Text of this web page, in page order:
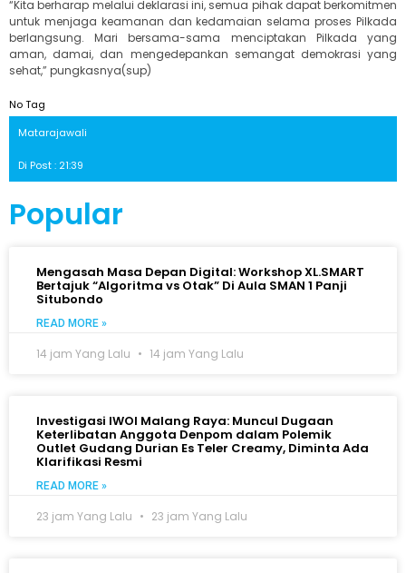
“Kita berharap melalui deklarasi ini, semua pihak dapat berkomitmen
untuk menjaga keamanan dan kedamaian selama proses Pilkada
berlangsung. Mari bersama-sama menciptakan Pilkada yang
aman, damai, dan mengedepankan semangat demokrasi yang
sehat,” pungkasnya(sup)
No Tag
Matarajawali
Di Post : 21:39
Popular
Mengasah Masa Depan Digital: Workshop XL.SMART
Bertajuk “Algoritma vs Otak” Di Aula SMAN 1 Panji
Situbondo
READ MORE »
14 jam Yang Lalu 14 jam Yang Lalu
Investigasi IWOI Malang Raya: Muncul Dugaan
Keterlibatan Anggota Denpom dalam Polemik
Outlet Gudang Durian Es Teler Creamy, Diminta Ada
Klarifikasi Resmi
READ MORE »
23 jam Yang Lalu 23 jam Yang Lalu